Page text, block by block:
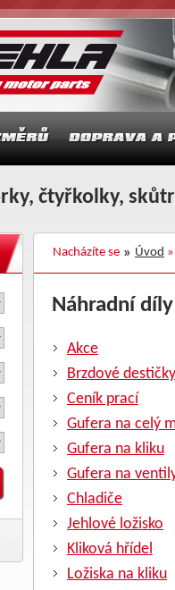
čtyřkolky,
Nacházíte se Úvod
Náhradní
Akce
Brzdové destičky
Ceník prací
Gufera na celý
Gufera na kliku
Gufera na
Chladiče
Jehlové ložisko
Kliková hřídel
Ložiska na kliku